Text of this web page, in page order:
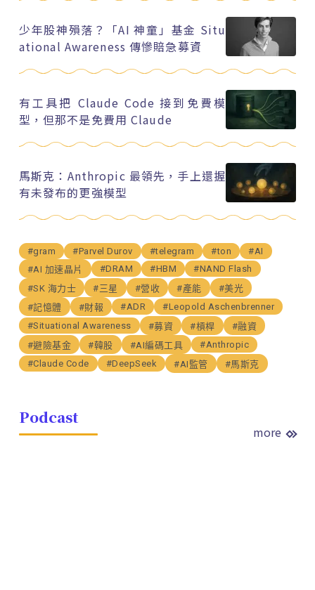
少年股神殞落？「AI 神童」基金 Situ
ational Awareness 傳慘賠急募資
有工具把 Claude Code 接到免費模
型，但那不是免費用 Claude
馬斯克：Anthropic 最領先，手上還握
有未發布的更強模型
#gram #Parvel Durov #telegram #ton
#AI
#AI 加速晶片
#DRAM #HBM
#NAND Flash
#SK 海力士
#三星 #營收 #產能
#美光
#記憶體
#財報 #ADR
#Leopold Aschenbrenner
#Situational Awareness
#募資 #槓桿
#融資
#避險基金
#韓股 #AI編碼工具
#Anthropic
#Claude Code
#DeepSeek #AI監管 #馬斯克
Podcast
more